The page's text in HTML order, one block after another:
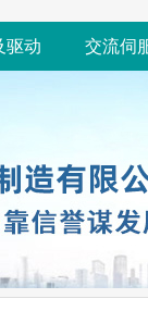
驱动 交流伺